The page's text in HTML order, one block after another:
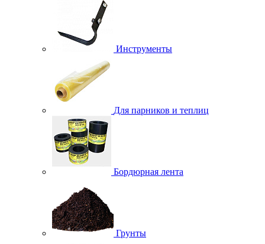
Инструменты
Для парников и теплиц
Бордюрная лента
Грунты